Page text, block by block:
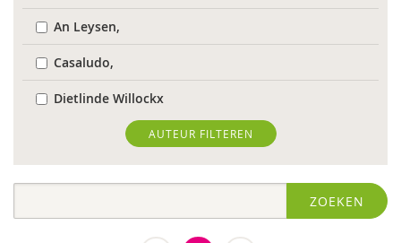
An Leysen,
Casaludo,
Dietlinde Willockx
Landelijk Kenniscentrum LVB
Respect Foundation
AUTEUR FILTEREN
ZOEKEN